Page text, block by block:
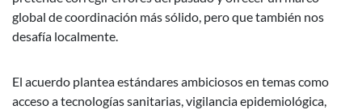
global de coordinación más sólido, pero que también nos
desafía localmente.
El acuerdo plantea estándares ambiciosos en temas como
acceso a tecnologías sanitarias, vigilancia epidemiológica,